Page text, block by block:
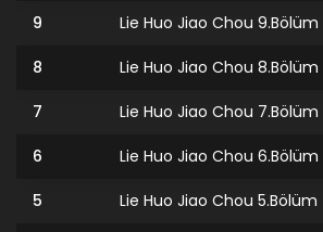
9 Lie Huo Jiao Chou 9.Bölüm
8 Lie Huo Jiao Chou 8.Bölüm
7 Lie Huo Jiao Chou 7.Bölüm
6 Lie Huo Jiao Chou 6.Bölüm
5 Lie Huo Jiao Chou 5.Bölüm